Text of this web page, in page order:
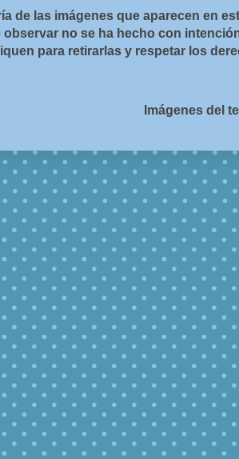
de las imágenes que aparecen en
observar no se ha hecho con
para retirarlas y respetar los
Imágenes del